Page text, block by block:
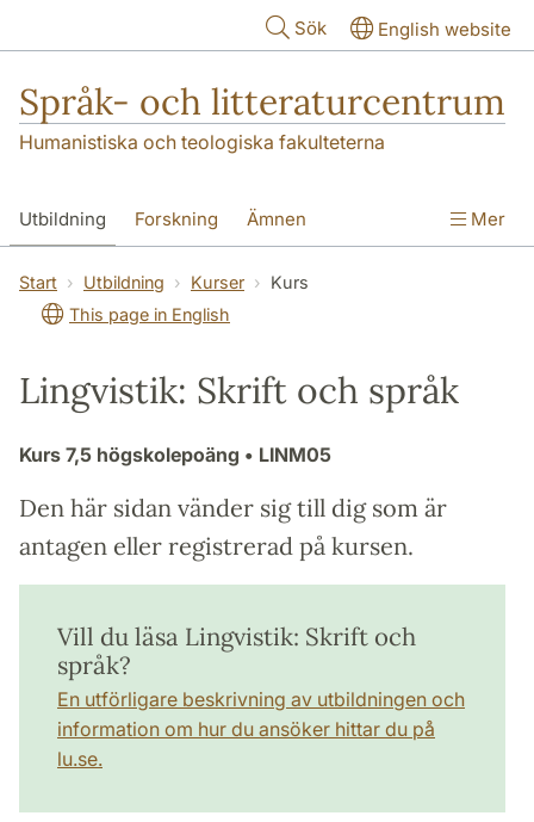
Sök English website
Språk- och litteraturcentrum
Humanistiska och teologiska fakulteterna
Utbildning Forskning Ämnen
SOL-husen Kontakt Institutionen
översättning till svenska
Mer
Start Utbildning Kurser
Kurs
This page in English
Lingvistik: Skrift och språk
Kurs 7,5 högskolepoäng • LINM05
Den här sidan vänder sig till dig som är
antagen eller registrerad på kursen.
Vill du läsa Lingvistik: Skrift och
språk?
En utförligare beskrivning av utbildningen och
information om hur du ansöker hittar du på
lu.se.